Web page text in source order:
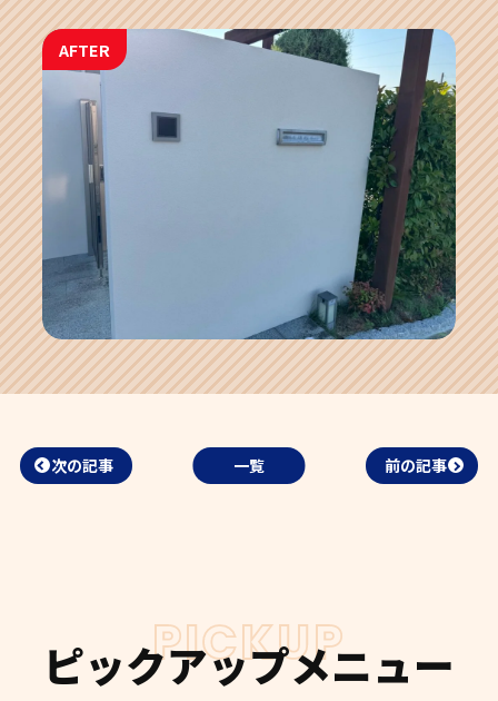
AFTER
次の記事 一覧 前の記事
PICKUP
ピックアップメニュー